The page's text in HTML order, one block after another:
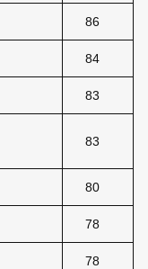
86
84
83
83
80
78
78